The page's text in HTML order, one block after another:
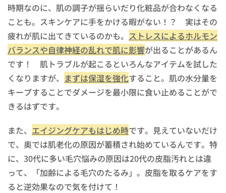
時期なのに、肌の調子が揺らいだり化粧品が合わなくなる
ことも。スキンケアに手をかける暇がない！？ 実はその
疲れが肌に出てきているのかも。 ストレスによるホルモン
バランスや自律神経の乱れで肌に影響が出ることがあるん
です！ 肌トラブルが起こるといろんなアイテムを試した
くなりますが、 まずは保湿を強化すること。肌の水分量を
キープすることでダメージを最小限に食い止めることがで
きるはずです。
また、 エイジングケアもはじめ時です。見えていないだけ
で、奥では肌老化の原因が蓄積され始めているんです。特
に、30代に多い毛穴悩みの原因は20代の皮脂汚れとは違
って、「加齢による毛穴のたるみ」。皮脂を取るケアをす
ると逆効果なので気を付けて！